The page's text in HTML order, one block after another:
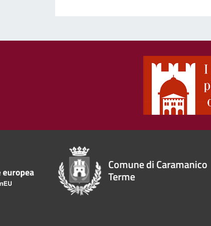
Comune di Caramanico
Terme